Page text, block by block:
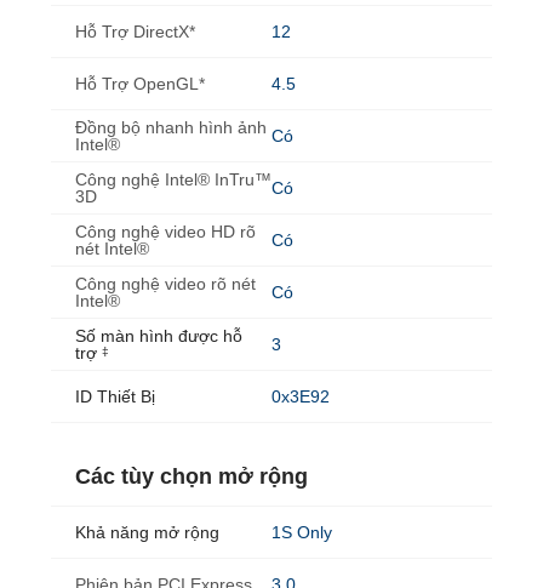
Hỗ Trợ DirectX* 12
Hỗ Trợ OpenGL* 4.5
Đồng bộ nhanh hình ảnh
Intel®
Có
Công nghệ Intel® InTru™
3D
Có
Công nghệ video HD rõ
nét Intel®
Có
Công nghệ video rõ nét
Intel®
Có
Số màn hình được hỗ
trợ ‡ 3
ID Thiết Bị 0x3E92
Các tùy chọn mở rộng
Khả năng mở rộng 1S Only